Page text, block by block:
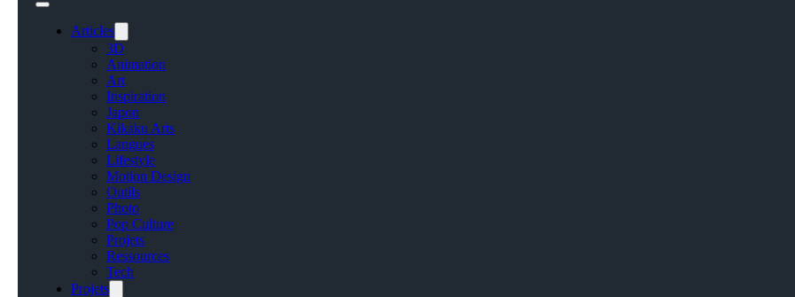
Articles
3D
Animation
Art
Inspiration
Japon
Kikaku Arts
Langues
Lifestyle
Motion Design
Outils
Photo
Pop Culture
Projets
Ressources
Tech
Projets